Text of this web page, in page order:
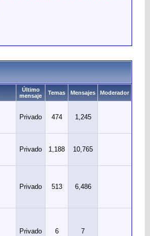
Último
mensaje
Temas Mensajes Moderador
Privado 474 1,245
Privado 1,188 10,765
Privado 513 6,486
Privado 6 7